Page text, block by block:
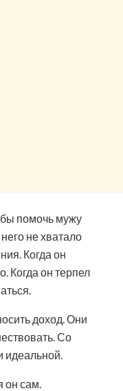
помочь мужу
не хватало
Когда он
Когда он терпел
доход. Они
Со
идеальной.
он сам.